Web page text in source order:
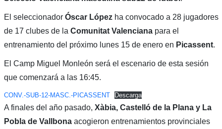
El seleccionador Óscar Lópezha convocado a 28 jugadores
de 17 clubes de la Comunitat Valenciana para el
entrenamiento del próximo lunes 15 de enero en Picassent.
El Camp Miguel Monleón será el escenario de esta sesión
que comenzará a las 16:45.
CONV.-SUB-12-MASC.-PICASSENT Descarga
A finales del año pasado, Xàbia, Castelló de la Plana y La
Pobla de Vallbonaacogieron entrenamientos provinciales